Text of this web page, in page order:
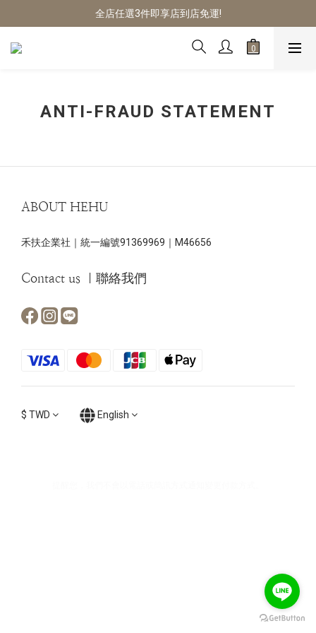
預購商品14-30天不含假日&國定假日
全店任選3件即享店到店免運!
預購商品14-30天不含假日&國定假日
ANTI-FRAUD STATEMENT
ABOUT HEHU
禾扶企業社｜統一編號91369969｜M46656
Contact us ｜聯絡我們
$ TWD English